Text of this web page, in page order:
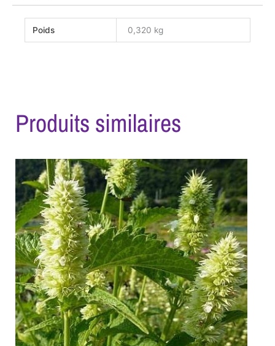
Poids 0,320 kg
Produits similaires